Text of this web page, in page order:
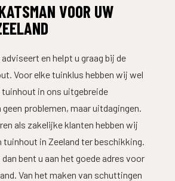
VOOR UW
en helpt u graag bij de
Voor elke tuinklus hebben wij wel
in ons uitgebreide
problemen, maar uitdagingen.
als zakelijke klanten hebben wij
tuinhout in Zeeland ter beschikking.
bent u aan het goede adres voor
Van het maken van schuttingen